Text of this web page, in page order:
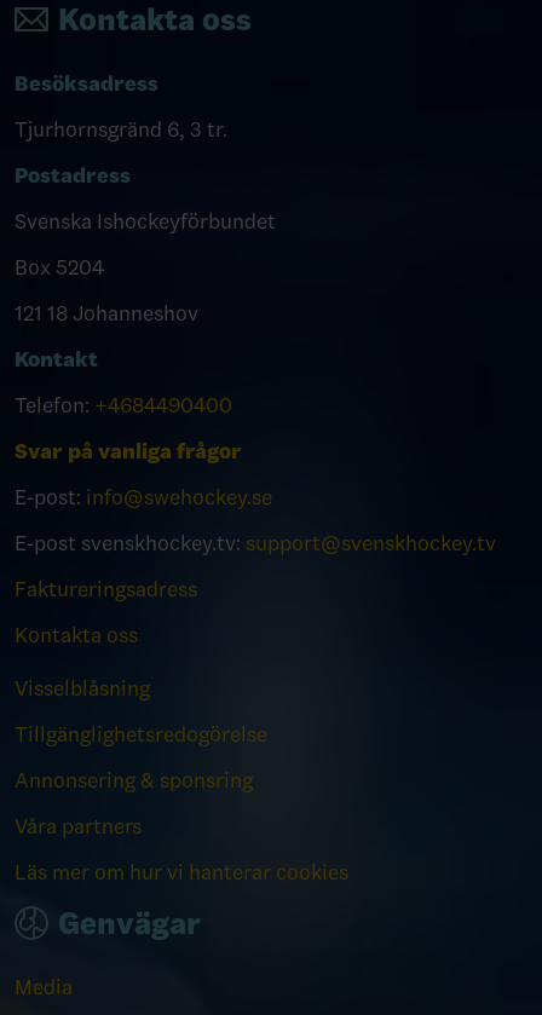
Kontakta oss
Besöksadress
Tjurhornsgränd 6, 3 tr.
Postadress
Svenska Ishockeyförbundet
Box 5204
121 18 Johanneshov
Kontakt
Telefon: +4684490400
Svar på vanliga frågor
E-post: info@swehockey.se
E-post svenskhockey.tv: support@svenskhockey.tv
Faktureringsadress
Kontakta oss
Visselblåsning
Tillgänglighetsredogörelse
Annonsering & sponsring
Våra partners
Läs mer om hur vi hanterar cookies
Genvägar
Media